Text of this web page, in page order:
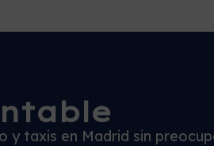
taxis en Madrid sin